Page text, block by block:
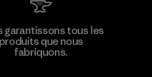
Headgear Company
- Dong Nai
garantissons tous les
produits que nous
fabriquons.